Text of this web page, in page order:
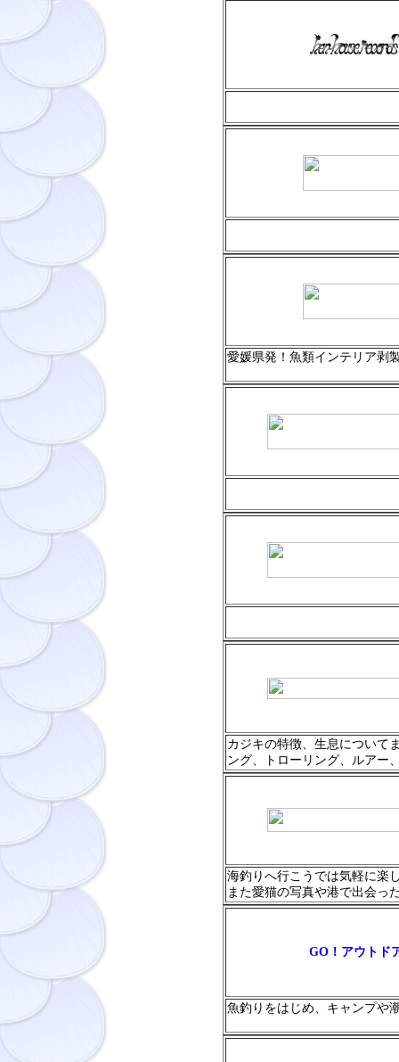
愛媛県発！魚類インテリア剥
カジキの特徴、生息について
ング、トローリング、ルアー
海釣りへ行こうでは気軽に楽
また愛猫の写真や港で出会っ
GO！アウトド
魚釣りをはじめ、キャンプや